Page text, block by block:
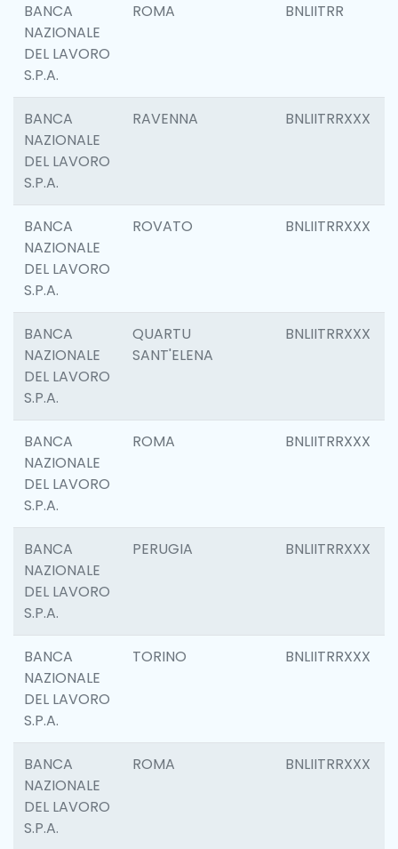
BANCA
NAZIONALE
DEL LAVORO
S.P.A.
ROMA BNLIITRR
BANCA
NAZIONALE
DEL LAVORO
S.P.A.
RAVENNA BNLIITRRXXX
BANCA
NAZIONALE
DEL LAVORO
S.P.A.
ROVATO BNLIITRRXXX
BANCA
NAZIONALE
DEL LAVORO
S.P.A.
QUARTU
SANT'ELENA
BNLIITRRXXX
BANCA
NAZIONALE
DEL LAVORO
S.P.A.
ROMA BNLIITRRXXX
BANCA
NAZIONALE
DEL LAVORO
S.P.A.
PERUGIA BNLIITRRXXX
BANCA
NAZIONALE
DEL LAVORO
S.P.A.
TORINO BNLIITRRXXX
BANCA
NAZIONALE
DEL LAVORO
S.P.A.
ROMA BNLIITRRXXX